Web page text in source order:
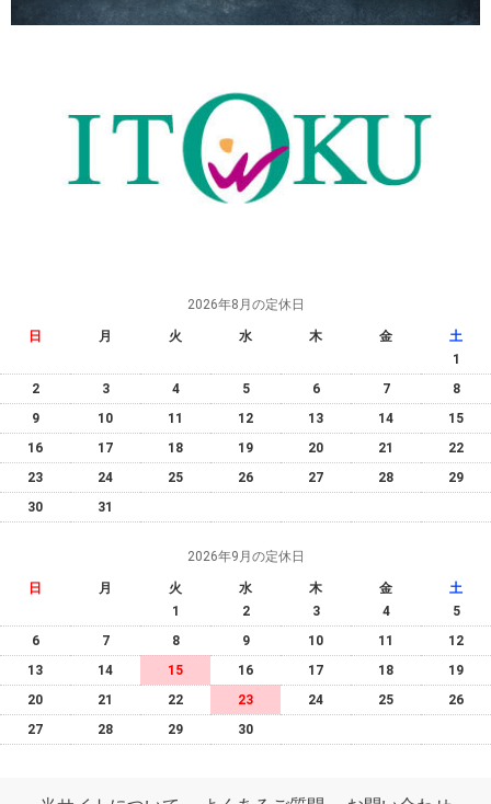
2026年8月の定休日
日 月 火 水 木 金
土
1
2
3 4 5 6 7
8
9
10 11 12 13 14
15
16
17 18 19 20 21
22
23
24 25 26 27 28
29
30
31
2026年9月の定休日
日 月 火 水 木 金
土
1
2 3 4
5
6
7 8 9 10 11
12
13
14 15 16 17 18
19
20
21 22 23 24 25
26
27
28 29 30